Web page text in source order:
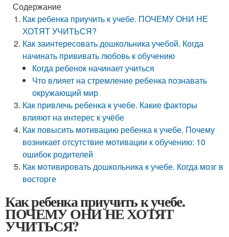
Содержание
Как ребенка приучить к учебе. ПОЧЕМУ ОНИ НЕ
ХОТЯТ УЧИТЬСЯ?
Как заинтересовать дошкольника учебой. Когда
начинать прививать любовь к обучению
Когда ребенок начинает учиться
Что влияет на стремление ребенка познавать
окружающий мир
Как привлечь ребенка к учебе. Какие факторы
влияют на интерес к учёбе
Как повысить мотивацию ребенка к учебе. Почему
возникает отсутствие мотивации к обучению: 10
ошибок родителей
Как мотивировать дошкольника к учебе. Когда мозг в
восторге
Как ребенка приучить к учебе.
ПОЧЕМУ ОНИ НЕ ХОТЯТ
УЧИТЬСЯ?